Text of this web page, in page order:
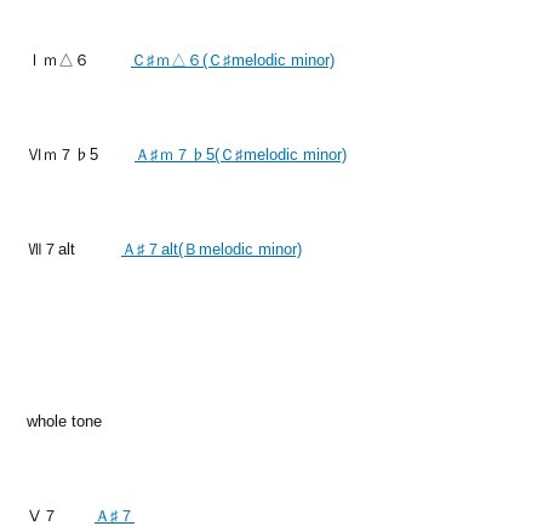
Ⅰｍ△６ Ｃ♯ｍ△６(Ｃ♯melodic minor)
Ⅵｍ７♭5 Ａ♯ｍ７♭5(Ｃ♯melodic minor)
Ⅶ７alt Ａ♯７alt(Ｂmelodic minor)
whole tone
Ⅴ７ Ａ♯７